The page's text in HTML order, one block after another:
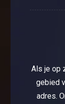
Als je op
gebied
adres.